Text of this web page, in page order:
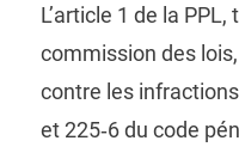
L’article 1 de la
commission des
contre les
et 225‑6 du code